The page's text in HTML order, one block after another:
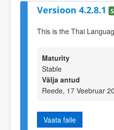
Versioon 4.2.8.1
This is the Thai
Maturity
Stable
Välja antud
Reede, 17 Veebruar
Vaata faile